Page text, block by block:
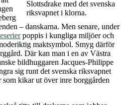
Slottsdrake med det svenska
riksvapnet i klorna.
– danskarna. Men senare, under
poppis i kungliga miljöer och
maktsymbol. Smyg därför
Där kan man i en av Västra
bildhuggaren Jacques-Philippe
sig runt det svenska riksvapnet
kikar ut över inre borggården